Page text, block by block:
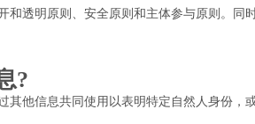
透明原则、安全原则和主体参与原则。同
?
他信息共同使用以表明特定自然人身份，